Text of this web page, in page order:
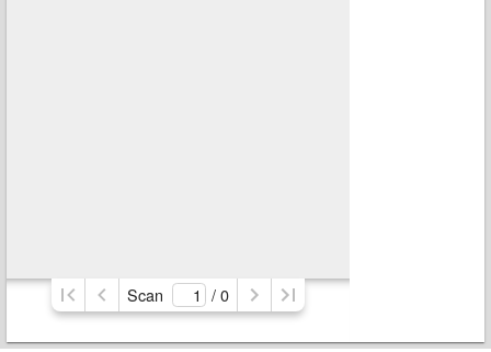
Scan / 0